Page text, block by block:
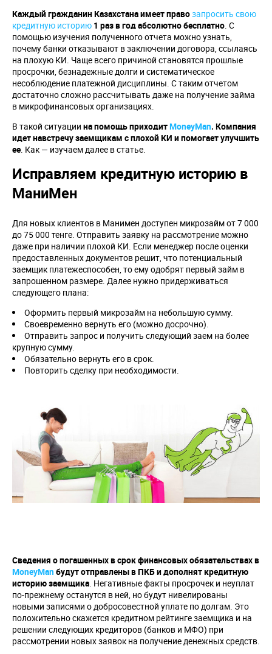
Каждый гражданин Казахстана имеет правозапросить свою
кредитную историю 1 раз в год абсолютно бесплатно. С
помощью изучения полученного отчета можно узнать,
почему банки отказывают в заключении договора, ссылаясь
на плохую КИ. Чаще всего причиной становятся прошлые
просрочки, безнадежные долги и систематическое
несоблюдение платежной дисциплины. С таким отчетом
достаточно сложно рассчитывать даже на получение займа
в микрофинансовых организациях.
В такой ситуации на помощь приходитMoneyMan. Компания
идет навстречу заемщикам с плохой КИ и помогает улучшить
ее. Как — изучаем далее в статье.
Исправляем кредитную историю в
МаниМен
Для новых клиентов в Манимен доступен микрозайм от 7 000
до 75 000 тенге. Отправить заявку на рассмотрение можно
даже при наличии плохой КИ. Если менеджер после оценки
предоставленных документов решит, что потенциальный
заемщик платежеспособен, то ему одобрят первый займ в
запрошенном размере. Далее нужно придерживаться
следующего плана:
Оформить первый микрозайм на небольшую сумму.
Своевременно вернуть его (можно досрочно).
Отправить запрос и получить следующий заем на более
крупную сумму.
Обязательно вернуть его в срок.
Повторить сделку при необходимости.
Сведения о погашенных в срок финансовых обязательствах в
MoneyMan будут отправлены в ПКБ и дополнят кредитную
историю заемщика . Негативные факты просрочек и неуплат
по-прежнему останутся в ней, но будут нивелированы
новыми записями о добросовестной уплате по долгам. Это
положительно скажется кредитном рейтинге заемщика и на
решении следующих кредиторов (банков и МФО) при
рассмотрении новых заявок на получение денежных средств.